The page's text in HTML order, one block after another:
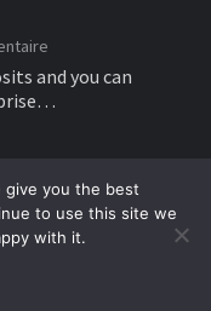
You
should
buy
raffle
passes
from
and you can
electronic
anywhere
while you are slots
100%
give you the best
to use this site we
with it.